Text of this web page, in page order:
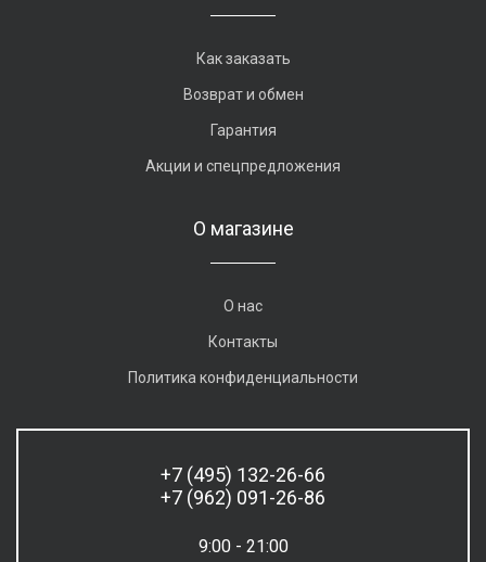
Как заказать
Возврат и обмен
Гарантия
Акции и спецпредложения
О магазине
О нас
Контакты
Политика конфиденциальности
+7 (495) 132-26-66
+7 (962) 091-26-86
9:00 - 21:00